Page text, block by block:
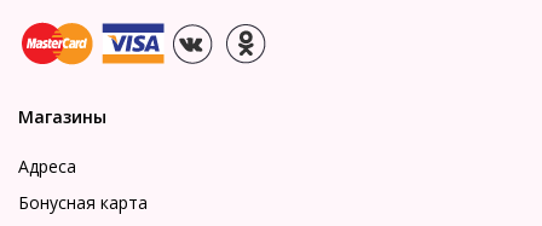
Магазины
Адреса
Бонусная карта